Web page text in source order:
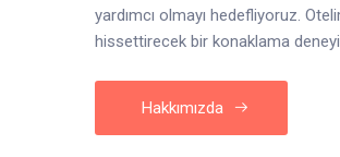
yardımcı olmayı hedefliyoruz.
hissettirecek bir konaklama
Hakkımızda